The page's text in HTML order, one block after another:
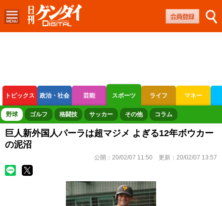
トピックス 政治・社会 芸能 スポーツ ライフ マネー
ボートレース 競輪 オートレース
野球 ゴルフ 格闘技 サッカー その他 コラム
巨人新外国人パーラは超マジメ よぎる12年ボウカー
の泥沼
公開： 20/02/07 11:50 更新： 20/02/07 13:57